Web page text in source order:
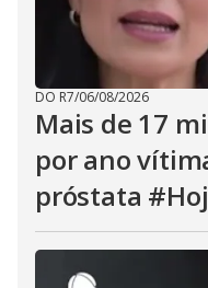
DO R7/06/08/2026
Mais de 17
por ano
próstata